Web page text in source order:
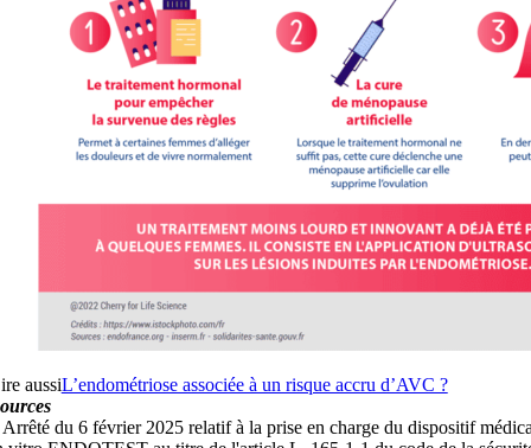
aussiL’endométriose associée à un risque accru d’AVC ?
du 6 février 2025 relatif à la prise en charge du dispositif